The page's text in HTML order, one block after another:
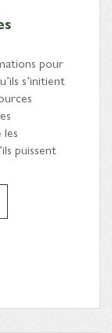
pour
s’initient
puissent